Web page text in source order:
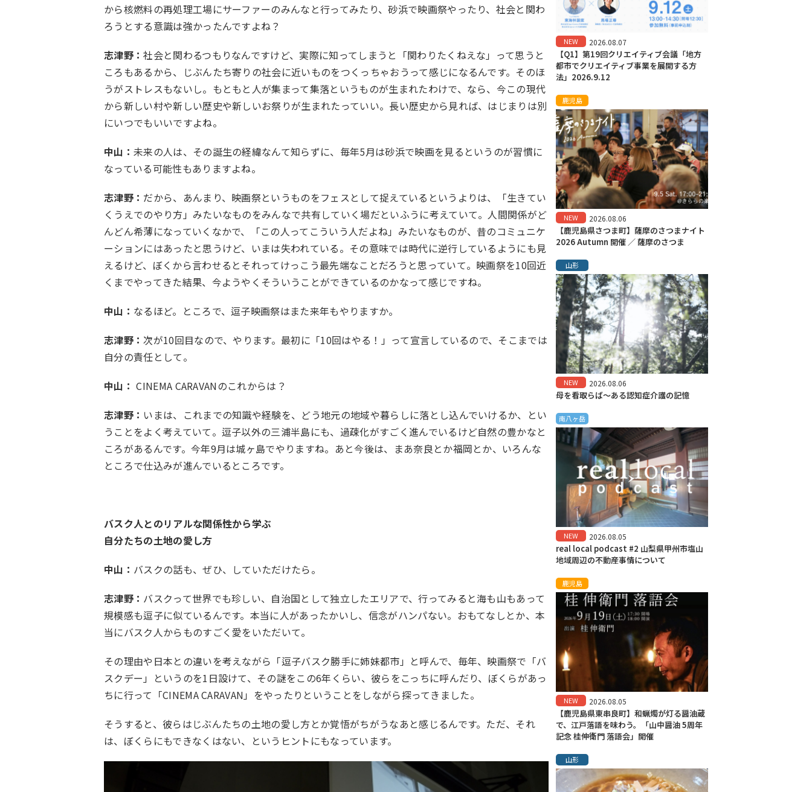
から核燃料の再処理工場にサーファーのみんなと行ってみたり、砂浜で映画祭やったり、社会と関わ
ろうとする意識は強かったんですよね？
志津野：社会と関わるつもりなんですけど、実際に知ってしまうと「関わりたくねえな」って思うと
ころもあるから、じぶんたち寄りの社会に近いものをつくっちゃおうって感じになるんです。そのほ
うがストレスもないし。もともと人が集まって集落というものが生まれたわけで、なら、今この現代
から新しい村や新しい歴史や新しいお祭りが生まれたっていい。長い歴史から見れば、はじまりは別
にいつでもいいですよね。
中山： 未来の人は、その誕生の経緯なんて知らずに、毎年5月は砂浜で映画を見るというのが習慣に
なっている可能性もありますよね。
志津野： だから、あんまり、映画祭というものをフェスとして捉えているというよりは、「生きてい
くうえでのやり方」みたいなものをみんなで共有していく場だといふうに考えていて。人間関係がど
んどん希薄になっていくなかで、「この人ってこういう人だよね」みたいなものが、昔のコミュニケ
ーションにはあったと思うけど、いまは失われている。その意味では時代に逆行しているようにも見
えるけど、ぼくから言わせるとそれってけっこう最先端なことだろうと思っていて。映画祭を10回近
くまでやってきた結果、今ようやくそういうことができているのかなって感じですね。
中山： なるほど。ところで、逗子映画祭はまた来年もやりますか。
志津野：次が10回目なので、やります。最初に「10回はやる！」って宣言しているので、そこまでは
自分の責任として。
中山： CINEMA CARAVANのこれからは？
志津野： いまは、これまでの知識や経験を、どう地元の地域や暮らしに落とし込んでいけるか、とい
うことをよく考えていて。逗子以外の三浦半島にも、過疎化がすごく進んでいるけど自然の豊かなと
ころがあるんです。今年9月は城ヶ島でやりますね。あと今後は、まあ奈良とか福岡とか、いろんな
ところで仕込みが進んでいるところです。
バスク人とのリアルな関係性から学ぶ
自分たちの土地の愛し方
中山： バスクの話も、ぜひ、していただけたら。
志津野： バスクって世界でも珍しい、自治国として独立したエリアで、行ってみると海も山もあって
規模感も逗子に似ているんです。本当に人があったかいし、信念がハンパない。おもてなしとか、本
当にバスク人からものすごく愛をいただいて。
その理由や日本との違いを考えながら「逗子バスク勝手に姉妹都市」と呼んで、毎年、映画祭で「バ
スクデー」というのを1日設けて、その謎をこの6年くらい、彼らをこっちに呼んだり、ぼくらがあっ
ちに行って「CINEMA CARAVAN」をやったりということをしながら探ってきました。
そうすると、彼らはじぶんたちの土地の愛し方とか覚悟がちがうなあと感じるんです。ただ、それ
は、ぼくらにもできなくはない、というヒントにもなっています。
NEW 2026.08.07
【Q1】第19回クリエイティブ会議「地方
都市でクリエイティブ事業を展開する方
法」2026.9.12
鹿児島
NEW 2026.08.06
【鹿児島県さつま町】薩摩のさつまナイト
2026 Autumn 開催 ／ 薩摩のさつま
山形
NEW 2026.08.06
母を看取らば～ある認知症介護の記憶
南八ヶ岳
NEW 2026.08.05
real local podcast #2 山梨県甲州市塩山
地域周辺の不動産事情について
鹿児島
NEW 2026.08.05
【鹿児島県東串良町】和蝋燭が灯る醤油蔵
で、江戸落語を味わう。「山中醤油 5周年
記念 桂伸衛門 落語会」開催
山形